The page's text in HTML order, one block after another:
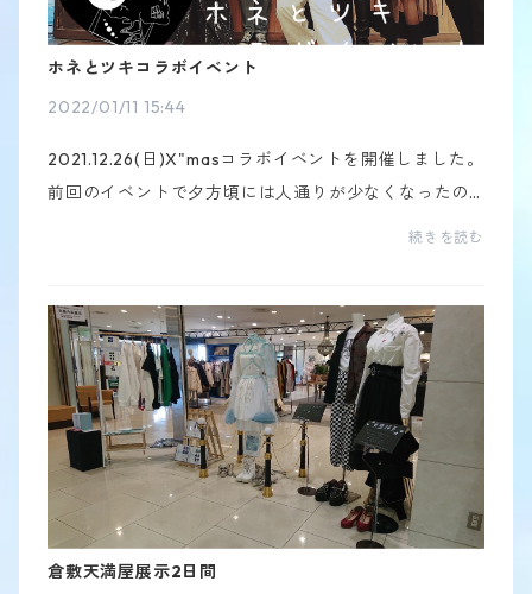
ホネとツキコラボイベント
2022/01/11 15:44
2021.12.26(日)X"masコラボイベントを開催しました。
前回のイベントで夕方頃には人通りが少なくなったの
でこのイベントは２部制にし夕方頃からネット配信型
続きを読む
倉敷天満屋展示2日間